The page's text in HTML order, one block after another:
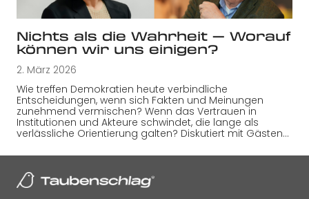
Nichts als die Wahrheit — Worauf
können wir uns einigen?
2. März 2026
Wie treffen Demokratien heute verbindliche
Entscheidungen, wenn sich Fakten und Meinungen
zunehmend vermischen? Wenn das Vertrauen in
Institutionen und Akteure schwindet, die lange als
verlässliche Orientierung galten? Diskutiert mit Gästen…